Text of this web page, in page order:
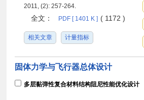
2011, (2): 257-264.
全文： PDF [ 1401 K ] ( 1172 )
相关文章 计量指标
固体力学与飞行器总体设计
多层黏弹性复合材料结构阻尼性能优化设计